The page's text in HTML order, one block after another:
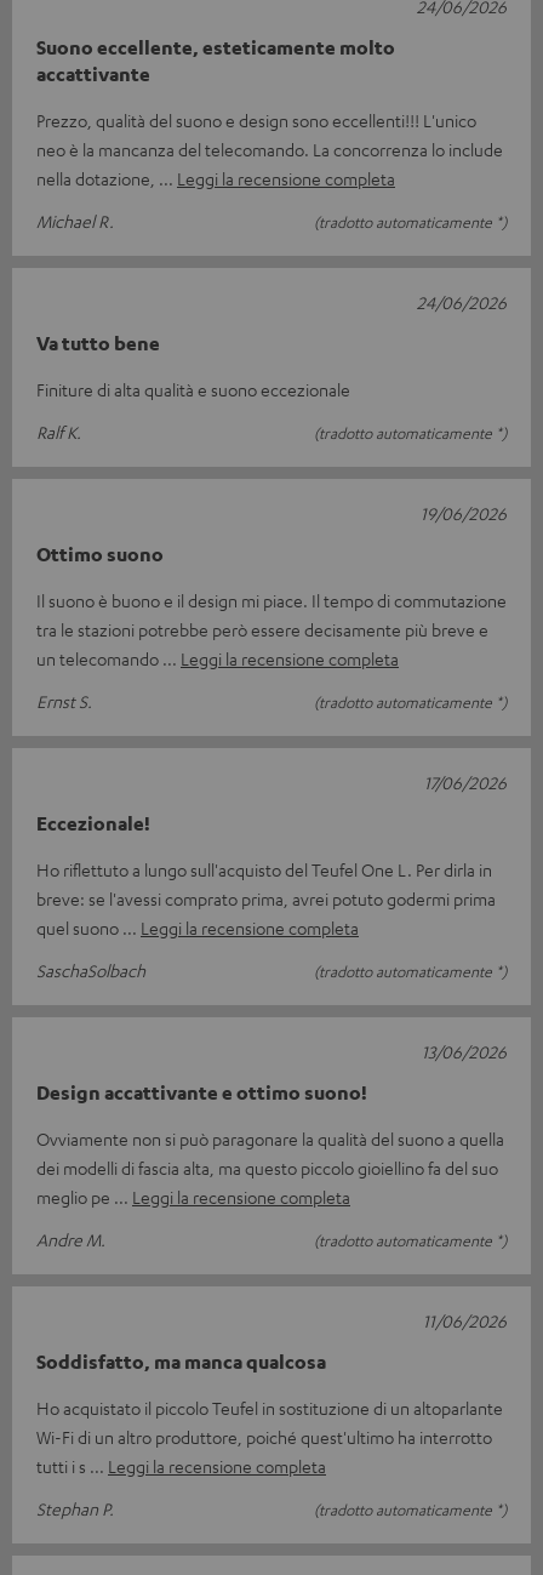
Suono eccellente, esteticamente molto
accattivante
Prezzo, qualità del suono e design sono eccellenti!!! L'unico
neo è la mancanza del telecomando. La concorrenza lo include
nella dotazione,
Leggi la recensione completa
Michael R.
(tradotto automaticamente *)
24/06/2026
Va tutto bene
Finiture di alta qualità e suono eccezionale
Ralf K.
(tradotto automaticamente *)
24/06/2026
Ottimo suono
Il suono è buono e il design mi piace. Il tempo di commutazione
tra le stazioni potrebbe però essere decisamente più breve e
un telecomando
Leggi la recensione completa
Ernst S.
(tradotto automaticamente *)
19/06/2026
Eccezionale!
Ho riflettuto a lungo sull'acquisto del Teufel One L. Per dirla in
breve: se l'avessi comprato prima, avrei potuto godermi prima
quel suono
Leggi la recensione completa
SaschaSolbach
(tradotto automaticamente *)
17/06/2026
Design accattivante e ottimo suono!
Ovviamente non si può paragonare la qualità del suono a quella
dei modelli di fascia alta, ma questo piccolo gioiellino fa del suo
meglio pe
Leggi la recensione completa
Andre M.
(tradotto automaticamente *)
13/06/2026
Soddisfatto, ma manca qualcosa
Ho acquistato il piccolo Teufel in sostituzione di un altoparlante
Wi-Fi di un altro produttore, poiché quest'ultimo ha interrotto
tutti i s
Leggi la recensione completa
Stephan P.
(tradotto automaticamente *)
11/06/2026